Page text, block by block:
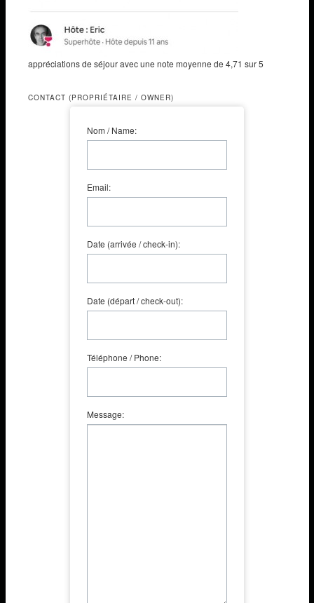
appréciations de séjour avec une note moyenne de 4,71 sur 5
CONTACT (PROPRIÉTAIRE / OWNER)
Nom / Name:
Email:
Date (arrivée / check-in):
Date (départ / check-out):
Téléphone / Phone:
Message: